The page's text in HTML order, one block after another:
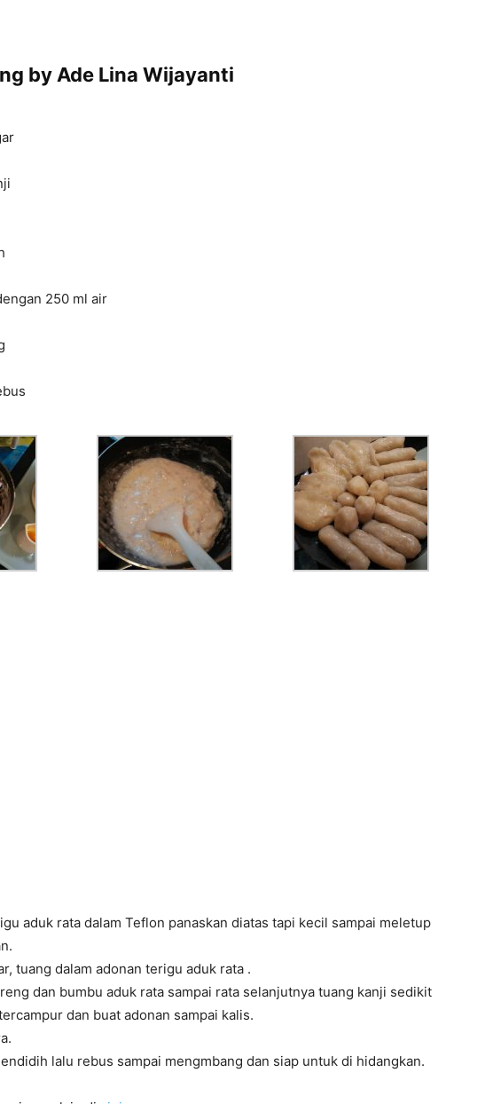
by Ade Lina Wijayanti
250 ml air
aduk rata dalam Teflon panaskan diatas tapi kecil sampai meletup
tuang dalam adonan terigu aduk rata .
dan bumbu aduk rata sampai rata selanjutnya tuang kanji sedikit
dan buat adonan sampai kalis.
lalu rebus sampai mengmbang dan siap untuk di hidangkan.